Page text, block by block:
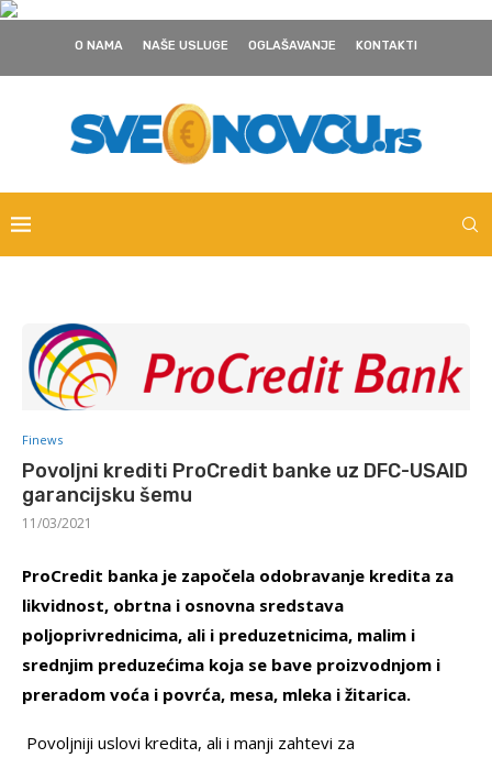
O NAMA NAŠE USLUGE OGLAŠAVANJE KONTAKTI
Finews
Povoljni krediti ProCredit banke uz DFC-USAID
garancijsku šemu
11/03/2021
ProCredit banka je započela odobravanje kredita za
likvidnost, obrtna i osnovna sredstava
poljoprivrednicima, ali i preduzetnicima, malim i
srednjim preduzećima koja se bave proizvodnjom i
preradom voća i povrća, mesa, mleka i žitarica.
Povoljniji uslovi kredita, ali i manji zahtevi za